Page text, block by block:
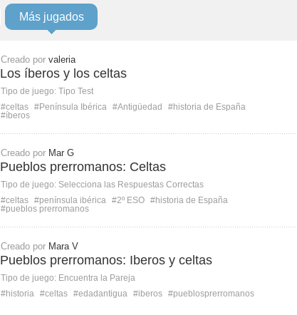
Más jugados
Creado por valeria
Los íberos y los celtas
Tipo de juego: Tipo Test
#celtas #Península Ibérica #Antigüedad
#historia de España
#íberos
Creado por Mar G
Pueblos prerromanos: Celtas
Tipo de juego: Selecciona las Respuestas Correctas
#celtas #península ibérica #2º ESO #historia de España
#pueblos prerromanos
Creado por Mara V
Pueblos prerromanos: Iberos y celtas
Tipo de juego: Encuentra la Pareja
#historia #celtas #edadantigua #iberos #pueblosprerromanos